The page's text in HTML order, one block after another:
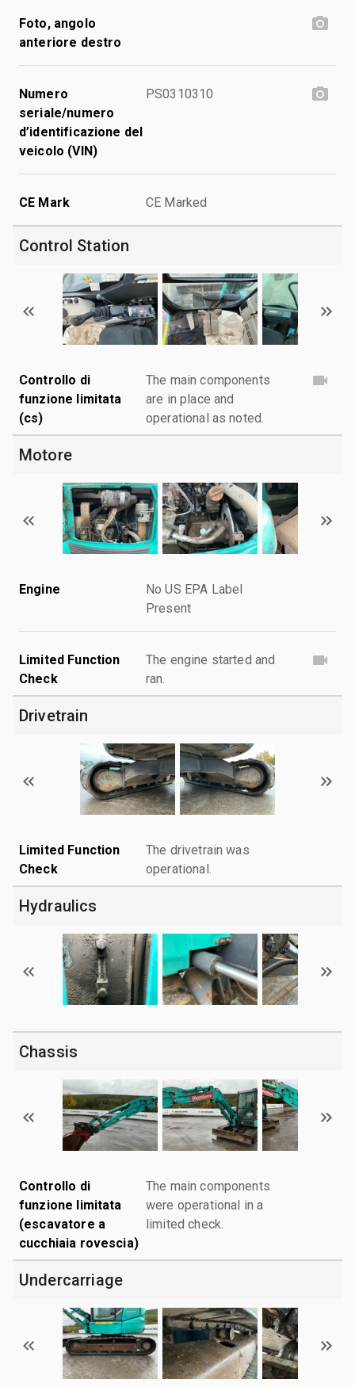
Foto, angolo
anteriore destro
Numero
seriale/numero
d’identificazione del
veicolo (VIN)
PS0310310
CE Mark CE Marked
Control Station
Controllo di
funzione limitata
(cs)
The main components
are in place and
operational as noted.
Motore
Engine
No US EPA Label
Present
Limited Function
Check
The engine started and
ran.
Drivetrain
Limited Function
Check
The drivetrain was
operational.
Hydraulics
Chassis
Controllo di
funzione limitata
(escavatore a
cucchiaia rovescia)
The main components
were operational in a
limited check.
Undercarriage